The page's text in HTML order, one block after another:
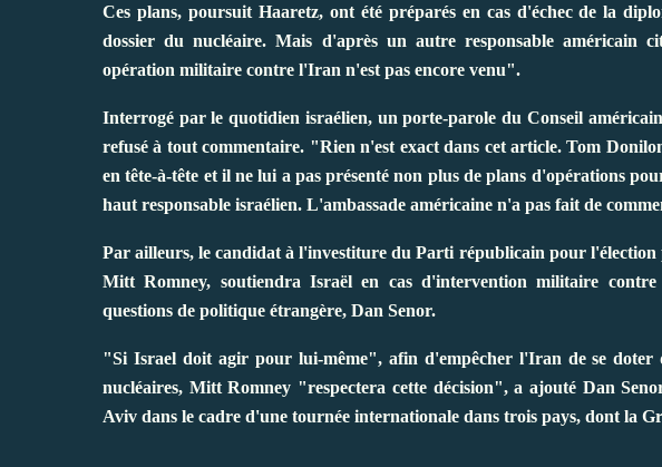
Ces plans, poursuit Haaretz, ont été préparés en cas d'échec de la
dossier du nucléaire. Mais d'après un autre responsable
opération militaire contre l'Iran n'est pas encore venu".
Interrogé par le quotidien israélien, un porte-parole du Conseil
refusé à tout commentaire. "Rien n'est exact dans cet article. Tom
en tête-à-tête et il ne lui a pas présenté non plus de plans d'opérations
haut responsable israélien. L'ambassade américaine n'a pas fait de
Par ailleurs, le candidat à l'investiture du Parti républicain pour l'élection
Mitt Romney, soutiendra Israël en cas d'intervention militaire
questions de politique étrangère, Dan Senor.
"Si Israel doit agir pour lui-même", afin d'empêcher l'Iran de se doter
nucléaires, Mitt Romney "respectera cette décision", a ajouté Dan
Aviv dans le cadre d'une tournée internationale dans trois pays, dont la